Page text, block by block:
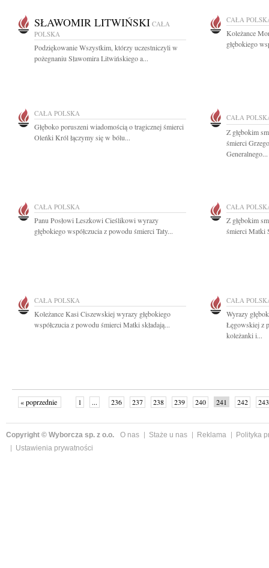
SŁAWOMIR LITWIŃSKI CAŁA
POLSKA
Podziękowanie Wszystkim, którzy uczestniczyli w
pożegnaniu Sławomira Litwińskiego a...
CAŁA
Koleżance
głębokiego
CAŁA POLSKA
Głęboko poruszeni wiadomością o tragicznej śmierci
Oleńki Król łączymy się w bólu...
CAŁA
Z głębokim
śmierci
Generalnego...
CAŁA POLSKA
Panu Posłowi Leszkowi Cieślikowi wyrazy
głębokiego współczucia z powodu śmierci Taty...
CAŁA
Z głębokim
śmierci Matki
CAŁA POLSKA
Koleżance Kasi Ciszewskiej wyrazy głębokiego
współczucia z powodu śmierci Matki składają...
CAŁA
Wyrazy
Łęgowskiej z
koleżanki i...
« poprzednie 1 ... 236 237 238 239 240 241 242
243
Copyright © Wyborcza sp. z o.o. O nas Staże u nas Reklama
Polityka
Ustawienia prywatności